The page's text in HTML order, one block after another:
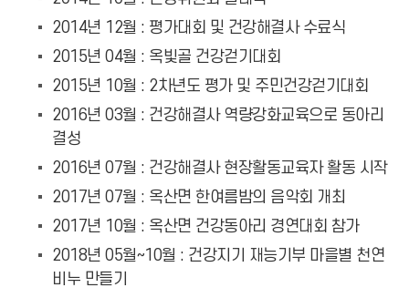
2014년 12월 : 평가대회 및 건강해결사 수료식
2015년 04월 : 옥빛골 건강걷기대회
2015년 10월 : 2차년도 평가 및 주민건강걷기대회
2016년 03월 : 건강해결사 역량강화교육으로 동아리
결성
2016년 07월 : 건강해결사 현장활동교육자 활동 시작
2017년 07월 : 옥산면 한여름밤의 음악회 개최
2017년 10월 : 옥산면 건강동아리 경연대회 참가
2018년 05월~10월 : 건강지기 재능기부 마을별 천연
비누 만들기